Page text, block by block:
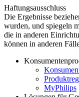
Haftungsausschluss
Die Ergebnisse
wurden, und spiegeln
die in anderen
können in anderen
MyPhilips